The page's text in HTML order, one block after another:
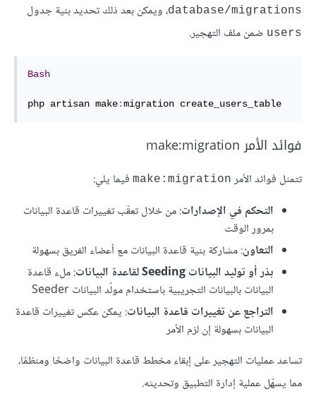
database/migrations، ويمكن بعد ذلك تحديد بنية جدول
users ضمن ملف التهجير.
Bash
php artisan make:migration create_users_table
فوائد الأمر make:migration
تتمثل فوائد الأمر make:migration فيما يلي:
التحكم في الإصدارات: من خلال تعقّب تغييرات قاعدة البيانات
بمرور الوقت
التعاون: مشاركة بنية قاعدة البيانات مع أعضاء الفريق بسهولة
بذر أو توليد البيانات Seeding لقاعدة البيانات
: ملء قاعدة
البيانات بالبيانات التجريبية باستخدام مولّد البيانات Seeder
التراجع عن تغييرات قاعدة البيانات: يمكن عكس تغييرات قاعدة
البيانات بسهولة إن لزم الأمر
تساعد عمليات التهجير على إبقاء مخطط قاعدة البيانات واضحًا ومنظمًا،
مما يسهّل عملية إدارة التطبيق وتحديثه.